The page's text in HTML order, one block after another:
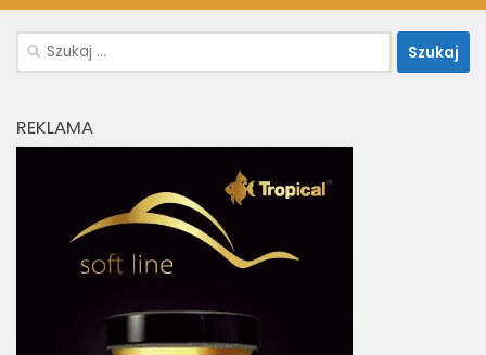
Szukaj:
REKLAMA